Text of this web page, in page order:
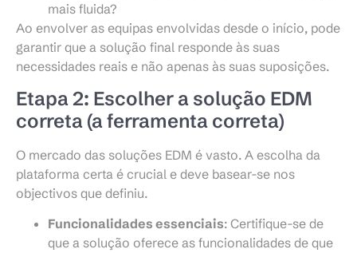
mais fluida?
Ao envolver as equipas envolvidas desde o início, pode
garantir que a solução final responde às suas
necessidades reais e não apenas às suas suposições.
Etapa 2: Escolher a solução EDM
correta (a ferramenta correta)
O mercado das soluções EDM é vasto. A escolha da
plataforma certa é crucial e deve basear-se nos
objectivos que definiu.
Funcionalidades essenciais: Certifique-se de
que a solução oferece as funcionalidades de que